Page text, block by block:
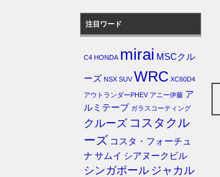
注目ワード
C4 HONDA mirai MSCクル
ーズ NSX SUV WRC XC60D4
アウトランダーPHEV アニー伊藤 ア
ルミテープ ガラスコーティング
クルーズ コスタクル
ーズ コスタ・フォーチュ
ナ サムイ シアヌークビル
シンガポール ジャカル